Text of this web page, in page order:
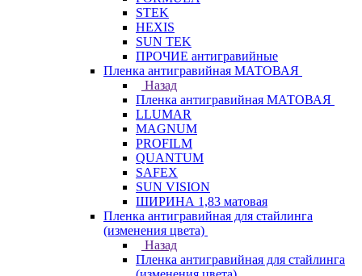
STEK
HEXIS
SUN TEK
ПРОЧИЕ антигравийные
Пленка антигравийная МАТОВАЯ
Назад
Пленка антигравийная МАТОВАЯ
LLUMAR
MAGNUM
PROFILM
QUANTUM
SAFEX
SUN VISION
ШИРИНА 1,83 матовая
Пленка антигравийная для стайлинга
(изменения цвета)
Назад
Пленка антигравийная для стайлинга